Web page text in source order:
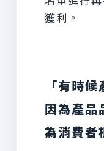
獲利。
「有時
因為產品
為消費者